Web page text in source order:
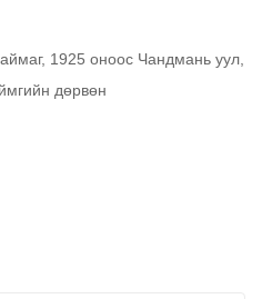
1925 оноос Чандмань уул,
дөрвөн